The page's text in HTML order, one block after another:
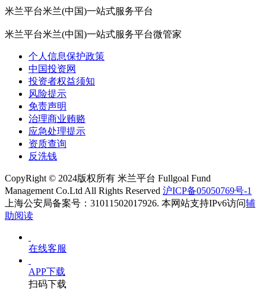
米兰平台米兰(中国)一站式服务平台
米兰平台米兰(中国)一站式服务平台微管家
个人信息保护政策
中国投资网
投资者权益须知
风险提示
免责声明
治理商业贿赂
应急处理提示
资质查询
反洗钱
CopyRight © 2024版权所有 米兰平台 Fullgoal Fund
Management Co.Ltd All Rights Reserved 沪ICP备05050769号-1
上海公安局备案号：31011502017926. 本网站支持IPv6访问辅
助阅读
在线客服
APP下载
扫码下载